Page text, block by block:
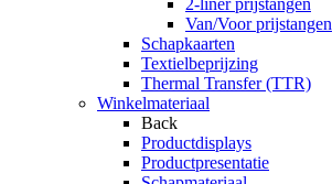
2-liner prijstangen
Van/Voor prijstangen
Schapkaarten
Textielbeprijzing
Thermal Transfer (TTR)
Winkelmateriaal
Back
Productdisplays
Productpresentatie